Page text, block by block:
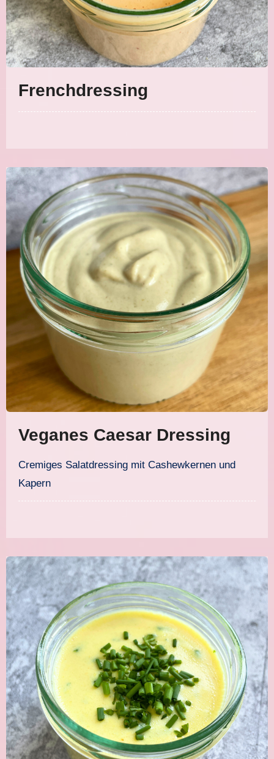
Frenchdressing
Veganes Caesar Dressing
Cremiges Salatdressing mit Cashewkernen und
Kapern